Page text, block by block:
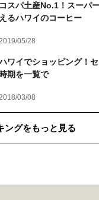
コスパ土産No.1！スーパ
えるハワイのコーヒー
05/28
ワイでショッピング！
時期を一覧で
03/08
ングをもっと見る